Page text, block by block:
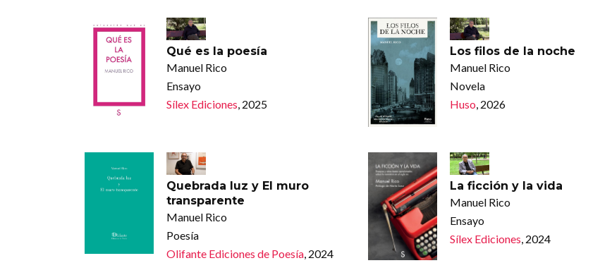
Qué es la poesía
Manuel Rico
Ensayo
Sílex Ediciones , 2025
Los filos de la noche
Manuel Rico
Novela
Huso , 2026
Quebrada luz y El muro
transparente
Manuel Rico
Poesía
Olifante Ediciones de Poesía, 2024
La ficción y la vida
Manuel Rico
Ensayo
Sílex Ediciones , 2024